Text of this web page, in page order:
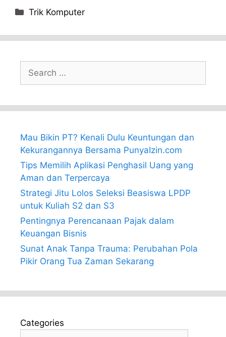
Categories
Trik Komputer
for:
Mau Bikin PT? Kenali Dulu Keuntungan dan
Kekurangannya Bersama PunyaIzin.com
Tips Memilih Aplikasi Penghasil Uang yang
Aman dan Terpercaya
Strategi Jitu Lolos Seleksi Beasiswa LPDP
untuk Kuliah S2 dan S3
Pentingnya Perencanaan Pajak dalam
Keuangan Bisnis
Sunat Anak Tanpa Trauma: Perubahan Pola
Pikir Orang Tua Zaman Sekarang
Categories